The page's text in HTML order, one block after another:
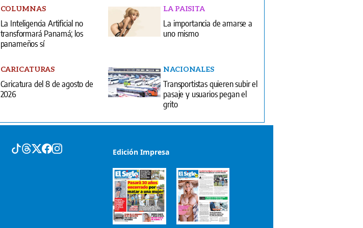
COLUMNAS
La Inteligencia Artificial no
transformará Panamá; los
panameños sí
LA PAISITA
La importancia de amarse a
uno mismo
CARICATURAS
Caricatura del 8 de agosto de
2026
NACIONALES
Transportistas quieren subir el
pasaje y usuarios pegan el
grito
Edición Impresa